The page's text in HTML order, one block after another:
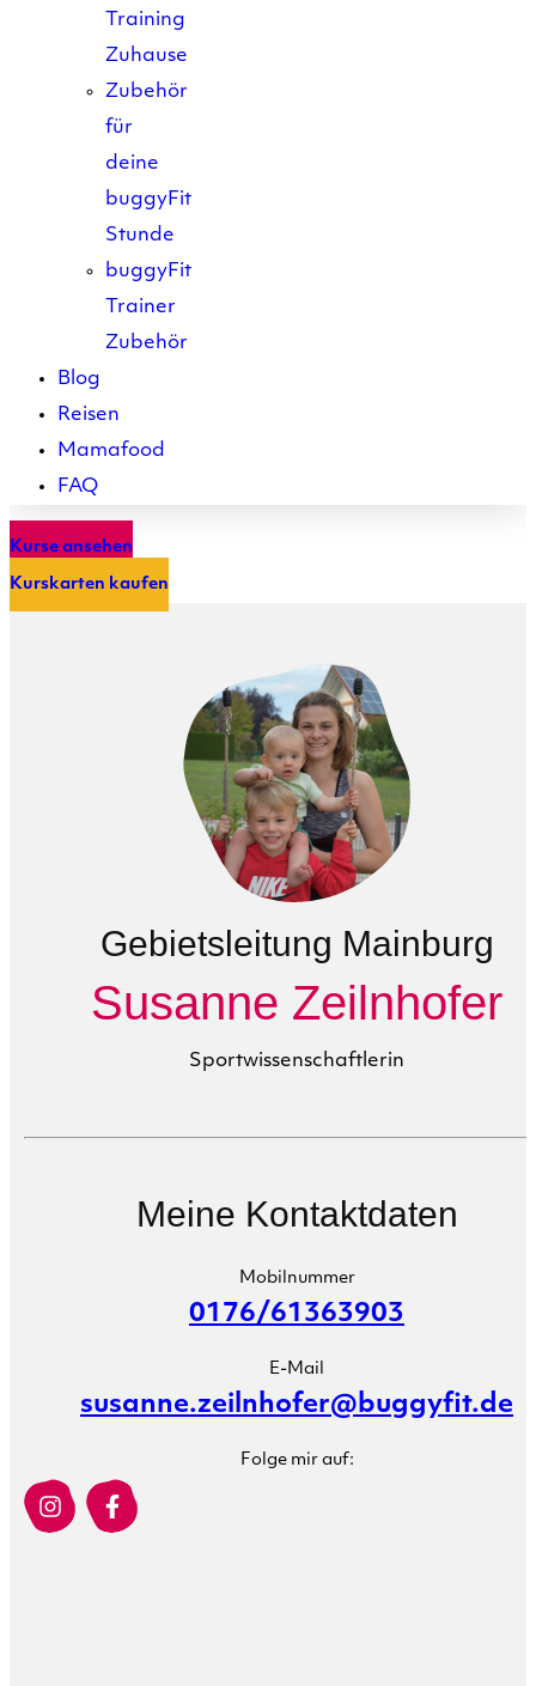
Training
Zuhause
Zubehör
für
deine
buggyFit
Stunde
buggyFit
Trainer
Zubehör
Blog
Reisen
Mamafood
FAQ
Kurse ansehen
Kurskarten kaufen
Gebietsleitung Mainburg
Susanne Zeilnhofer
Sportwissenschaftlerin
Meine Kontaktdaten
Mobilnummer
0176/61363903
E-Mail
susanne.zeilnhofer@buggyfit.de
Folge mir auf: